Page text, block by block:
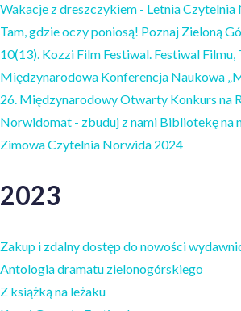
Wakacje z dreszczykiem - Letnia
Tam, gdzie oczy poniosą! Poznaj Zieloną
10(13). Kozzi Film Festiwal. Festiwal Filmu,
Międzynarodowa Konferencja Naukowa
26. Międzynarodowy Otwarty Konkurs na
Norwidomat - zbuduj z nami Bibliotekę na
Zimowa Czytelnia Norwida 2024
2023
Zakup i zdalny dostęp do nowości
Antologia dramatu zielonogórskiego
Z książką na leżaku